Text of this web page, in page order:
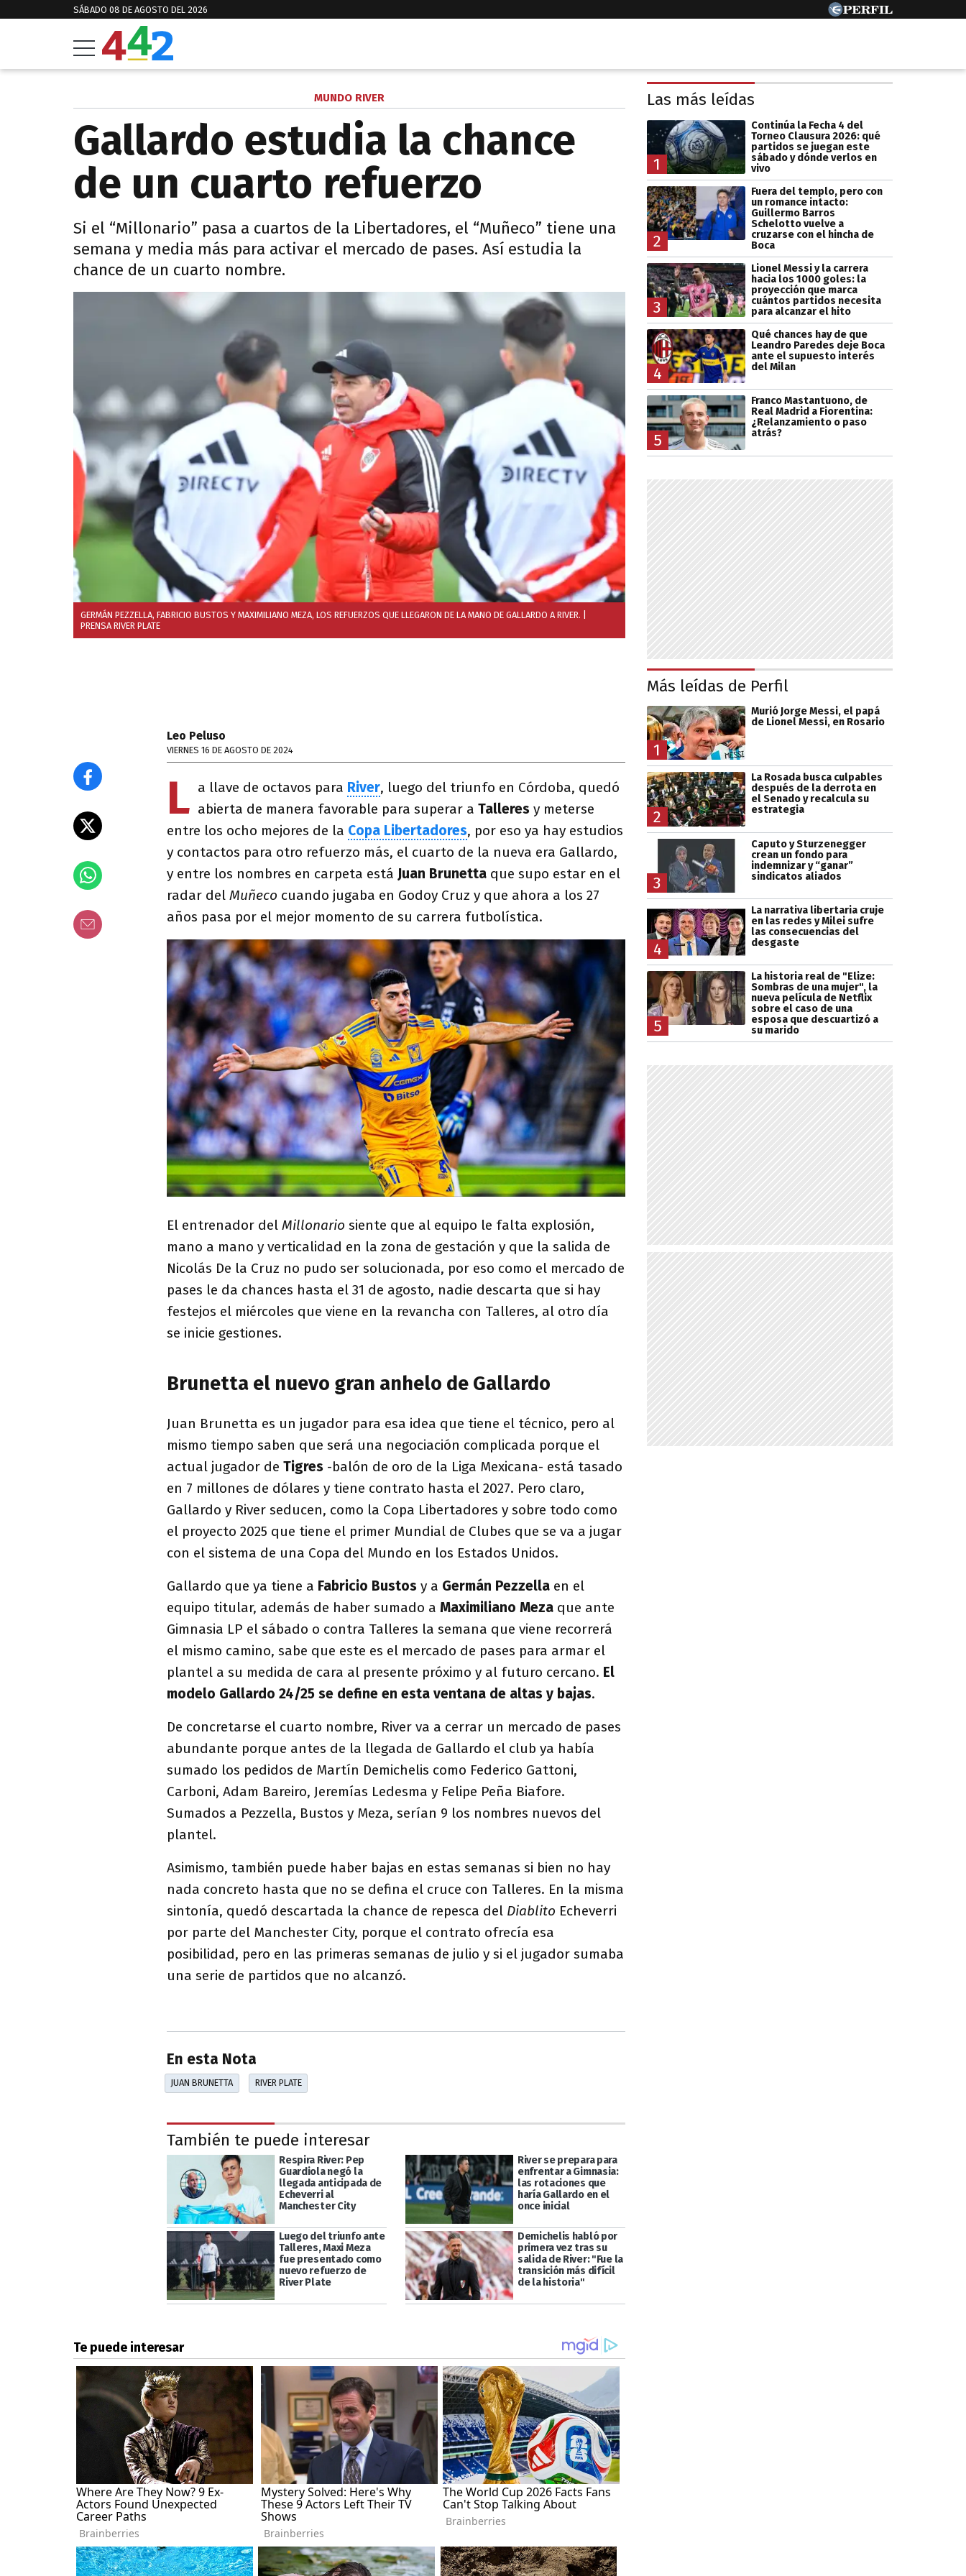
SÁBADO 08 DE AGOSTO DEL 2026
MUNDO RIVER
Gallardo estudia la chance
de un cuarto refuerzo
Si el “Millonario” pasa a cuartos de la Libertadores, el “Muñeco” tiene una
semana y media más para activar el mercado de pases. Así estudia la
chance de un cuarto nombre.
GERMÁN PEZZELLA, FABRICIO BUSTOS Y MAXIMILIANO MEZA, LOS REFUERZOS QUE LLEGARON DE LA MANO DE GALLARDO A RIVER.
PRENSA RIVER PLATE
Leo Peluso
VIERNES 16 DE AGOSTO DE 2024
L a llave de octavos para River, luego del triunfo en Córdoba, quedó
abierta de manera favorable para superar a Talleres y meterse
entre los ocho mejores de la Copa Libertadores, por eso ya hay estudios
y contactos para otro refuerzo más, el cuarto de la nueva era Gallardo,
y entre los nombres en carpeta está Juan Brunetta que supo estar en el
radar del Muñeco cuando jugaba en Godoy Cruz y que ahora a los 27
años pasa por el mejor momento de su carrera futbolística.
El entrenador del Millonario siente que al equipo le falta explosión,
mano a mano y verticalidad en la zona de gestación y que la salida de
Nicolás De la Cruz no pudo ser solucionada, por eso como el mercado de
pases le da chances hasta el 31 de agosto, nadie descarta que si hay
festejos el miércoles que viene en la revancha con Talleres, al otro día
se inicie gestiones.
Brunetta el nuevo gran anhelo de Gallardo
Juan Brunetta es un jugador para esa idea que tiene el técnico, pero al
mismo tiempo saben que será una negociación complicada porque el
actual jugador de Tigres -balón de oro de la Liga Mexicana- está tasado
en 7 millones de dólares y tiene contrato hasta el 2027. Pero claro,
Gallardo y River seducen, como la Copa Libertadores y sobre todo como
el proyecto 2025 que tiene el primer Mundial de Clubes que se va a jugar
con el sistema de una Copa del Mundo en los Estados Unidos.
Gallardo que ya tiene a Fabricio Bustos y a Germán Pezzella en el
equipo titular, además de haber sumado a Maximiliano Meza que ante
Gimnasia LP el sábado o contra Talleres la semana que viene recorrerá
el mismo camino, sabe que este es el mercado de pases para armar el
plantel a su medida de cara al presente próximo y al futuro cercano. El
modelo Gallardo 24/25 se define en esta ventana de altas y bajas.
De concretarse el cuarto nombre, River va a cerrar un mercado de pases
abundante porque antes de la llegada de Gallardo el club ya había
sumado los pedidos de Martín Demichelis como Federico Gattoni,
Carboni, Adam Bareiro, Jeremías Ledesma y Felipe Peña Biafore.
Sumados a Pezzella, Bustos y Meza, serían 9 los nombres nuevos del
plantel.
Asimismo, también puede haber bajas en estas semanas si bien no hay
nada concreto hasta que no se defina el cruce con Talleres. En la misma
sintonía, quedó descartada la chance de repesca del Diablito Echeverri
por parte del Manchester City, porque el contrato ofrecía esa
posibilidad, pero en las primeras semanas de julio y si el jugador sumaba
una serie de partidos que no alcanzó.
En esta Nota
JUAN BRUNETTA RIVER PLATE
También te puede interesar
Respira River: Pep
Guardiola negó la
llegada anticipada de
Echeverri al
Manchester City
River se prepara para
enfrentar a Gimnasia:
las rotaciones que
haría Gallardo en el
once inicial
Luego del triunfo ante
Talleres, Maxi Meza
fue presentado como
nuevo refuerzo de
River Plate
Demichelis habló por
primera vez tras su
salida de River: "Fue la
transición más difícil
de la historia"
Las más leídas
1
Continúa la Fecha 4 del
Torneo Clausura 2026: qué
partidos se juegan este
sábado y dónde verlos en
vivo
2
Fuera del templo, pero con
un romance intacto:
Guillermo Barros
Schelotto vuelve a
cruzarse con el hincha de
Boca
3
Lionel Messi y la carrera
hacia los 1000 goles: la
proyección que marca
cuántos partidos necesita
para alcanzar el hito
4
Qué chances hay de que
Leandro Paredes deje Boca
ante el supuesto interés
del Milan
5
Franco Mastantuono, de
Real Madrid a Fiorentina:
¿Relanzamiento o paso
atrás?
Más leídas de Perfil
1
Murió Jorge Messi, el papá
de Lionel Messi, en Rosario
2
La Rosada busca culpables
después de la derrota en
el Senado y recalcula su
estrategia
3
Caputo y Sturzenegger
crean un fondo para
indemnizar y “ganar”
sindicatos aliados
4
La narrativa libertaria cruje
en las redes y Milei sufre
las consecuencias del
desgaste
5
La historia real de "Elize:
Sombras de una mujer", la
nueva película de Netflix
sobre el caso de una
esposa que descuartizó a
su marido